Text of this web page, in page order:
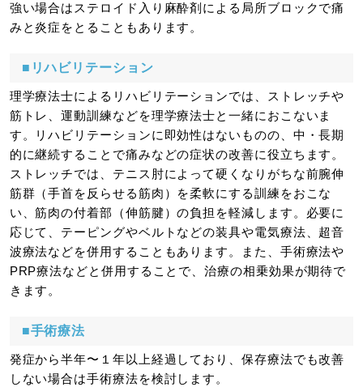
強い場合はステロイド入り麻酔剤による局所ブロックで痛
みと炎症をとることもあります。
■リハビリテーション
理学療法士によるリハビリテーションでは、ストレッチや
筋トレ、運動訓練などを理学療法士と一緒におこないま
す。リハビリテーションに即効性はないものの、中・長期
的に継続することで痛みなどの症状の改善に役立ちます。
ストレッチでは、テニス肘によって硬くなりがちな前腕伸
筋群（手首を反らせる筋肉）を柔軟にする訓練をおこな
い、筋肉の付着部（伸筋腱）の負担を軽減します。必要に
応じて、テーピングやベルトなどの装具や電気療法、超音
波療法などを併用することもあります。また、手術療法や
PRP療法などと併用することで、治療の相乗効果が期待で
きます。
■手術療法
発症から半年〜１年以上経過しており、保存療法でも改善
しない場合は手術療法を検討します。